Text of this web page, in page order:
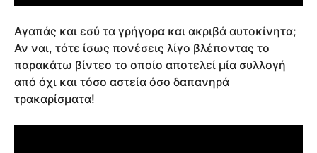
Αγαπάς και εσύ τα γρήγορα και ακριβά αυτοκίνητα;
Αν ναι, τότε ίσως πονέσεις λίγο βλέποντας το
παρακάτω βίντεο το οποίο αποτελεί μία συλλογή
από όχι και τόσο αστεία όσο δαπανηρά
τρακαρίσματα!